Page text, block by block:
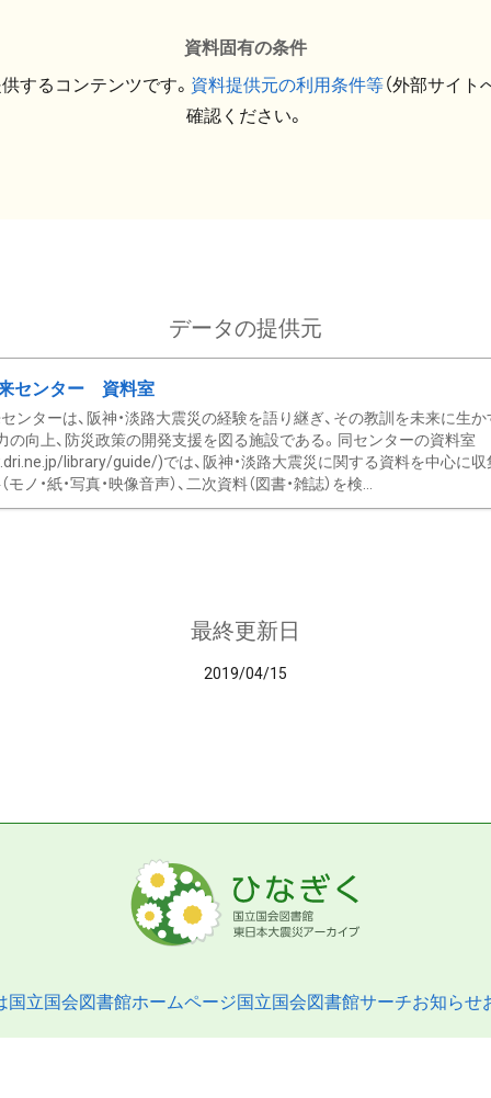
資料固有の条件
するコンテンツです。 資料提供元の利用条件等（外部サイト
確認ください。
データの提供元
センター 資料室
ンターは、阪神・淡路大震災の経験を語り継ぎ、その教訓を未来に生
の向上、防災政策の開発支援を図る施設である。同センターの資料室
library/guide/)では、阪神・淡路大震災に関する資料を中心に収
ノ・紙・写真・映像音声）、二次資料（図書・雑誌）を検...
最終更新日
2019/04/15
国立国会図書館ホームページ国立国会図書館サーチお知らせ